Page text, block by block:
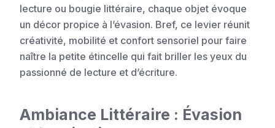
lecture ou bougie littéraire, chaque objet évoque
un décor propice à l’évasion. Bref, ce levier réunit
créativité, mobilité et confort sensoriel pour faire
naître la petite étincelle qui fait briller les yeux du
passionné de lecture et d’écriture.
Ambiance Littéraire : Évasion